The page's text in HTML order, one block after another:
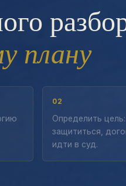
плану
02
Определить
защититься,
идти в суд.